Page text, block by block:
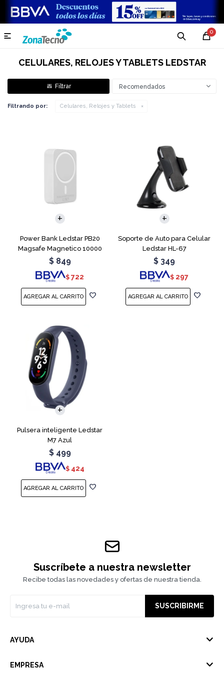
0

CELULARES, RELOJES Y TABLETS LEDSTAR
Recomendados
Filtrando por: Celulares, Relojes y Tablets
Power Bank Ledstar PB20
Magsafe Magnetico 10000
mAh
$ 849
$ 722
Soporte de Auto para Celular
Ledstar HL-67
$ 349
$ 297
Pulsera inteligente Ledstar
M7 Azul
$ 499
$ 424
Suscríbete a nuestra newsletter
Recibe todas las novedades y ofertas de nuestra tienda.
SUSCRIBIRME
AYUDA
EMPRESA